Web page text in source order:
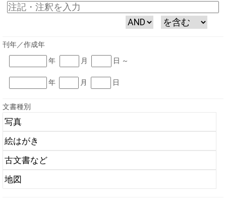
刊年／作成年
年
月 日 ～
年 月 日
文書種別